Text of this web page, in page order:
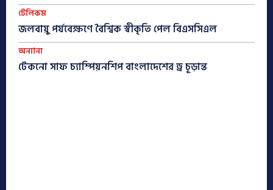
টেলিকম
জলবায়ু পর্যবেক্ষণে বৈশ্বিক স্বীকৃতি পেল বিএসসিএল
অন্যান্য
টেকনো সাফ চ্যাম্পিয়নশিপ বাংলাদেশের ড্র চূড়ান্ত